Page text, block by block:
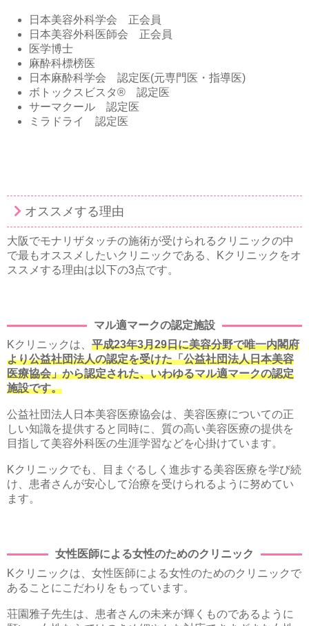
日本美容外科学会 正会員
日本美容外科医師会 正会員
医学博士
麻酔科標榜医
日本麻酔科学会 認定医(元専門医・指導医)
ボトックスビスタ® 認定医
サーマクール 認定医
ミラドライ 認定医
オススメする理由
大阪でモナリザタッチの施術が受けられるクリニックの中
で最もオススメしたいクリニックである、Kクリニックをオ
ススメする理由は以下の3点です。
マル適マークの認定施設
Kクリニックは、 平成23年3月29日に美容分野で唯一内閣府
より公益社団法人の認定を受けた「公益社団法人日本美容
医療協会」から認定された、いわゆるマル適マークの認定
施設です。
公益社団法人日本美容医療協会は、美容医療についての正
しい知識を提供すると同時に、質の高い美容医療の提供を
目指して美容外科医の生涯学習などを心掛けています。
Kクリニックでも、目まぐるしく進歩する美容医療を学び続
け、患者さんが安心して治療を受けられるように努めてい
ます。
女性医師による女性のためのクリニック
Kクリニックは、女性医師による女性のためのクリニックで
あることにこだわりをもっています。
荘園雅子先生は、患者さんの未来が輝くものであるように